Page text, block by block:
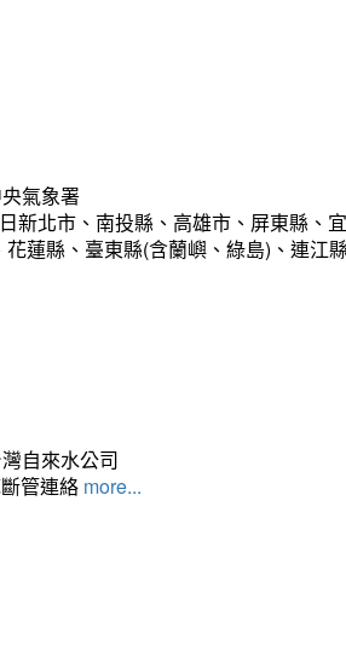
氣象署
新北市、南投縣、高雄市、屏東縣、
蓮縣、臺東縣(含蘭嶼、綠島)、連江
自來水公司
管連絡 more...